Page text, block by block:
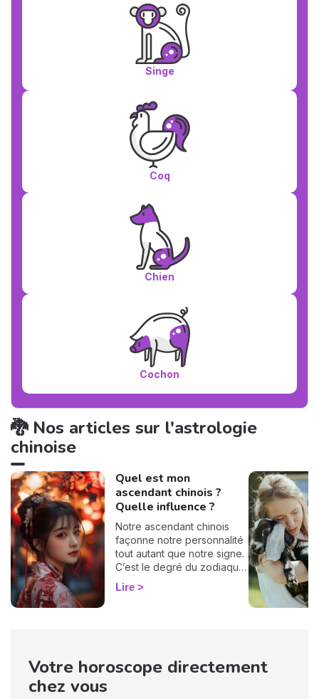
Singe
Coq
Chien
Cochon
🐉 Nos articles sur l'astrologie
chinoise
Quel est mon
ascendant chinois ?
Quelle influence ?
Notre ascendant chinois
façonne notre personnalité
tout autant que notre signe.
C’est le degré du zodiaque
qui montait au-dessus de
l’horizon au moment de
simplement besoin de
connaître votre date de
Lire
Votre horoscope directement
chez vous